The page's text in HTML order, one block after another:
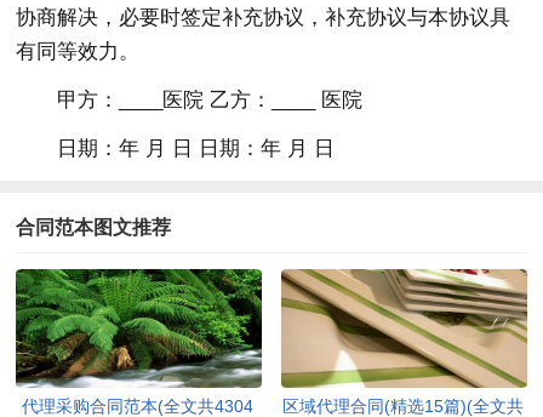
协商解决，必要时签定补充协议，补充协议与本协议具
有同等效力。
甲方：____医院 乙方：____ 医院
日期：年 月 日 日期：年 月 日
合同范本图文推荐
代理采购合同范本(全文共4304
区域代理合同(精选15篇)(全文共